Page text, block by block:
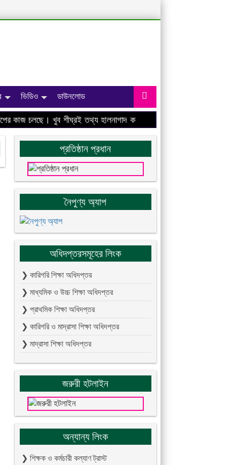
ভিডিও ডাউনলোড
কাজ চলছে। খুব শীঘ্রই তথ্য হালনাগাদ করা হবে।
প্রতিষ্ঠান প্রধান
নৈপুণ্য অ্যাপ
অধিদপ্তরসমূহের লিংক
❯ কারিগরি শিক্ষা অধিদপ্তর
❯ মাধ্যমিক ও উচ্চ শিক্ষা অধিদপ্তর
❯ প্রাথমিক শিক্ষা অধিদপ্তর
❯ কারিগরি ও মাদ্রাসা শিক্ষা অধিদপ্তর
❯ মাদ্রাসা শিক্ষা অধিদপ্তর
জরুরী হটলাইন
অন্যান্য লিংক
❯ শিক্ষক ও কর্মচারী কল্যাণ ট্রাস্ট